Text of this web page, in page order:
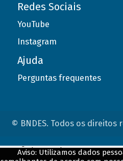
Redes Sociais
YouTube
Instagram
Ajuda
Perguntas frequentes
© BNDES. Todos os direitos
Aviso: Utilizamos dados
ConteÃºdo complementar